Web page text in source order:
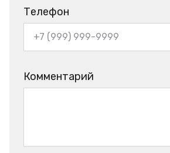
Телефон
Комментарий